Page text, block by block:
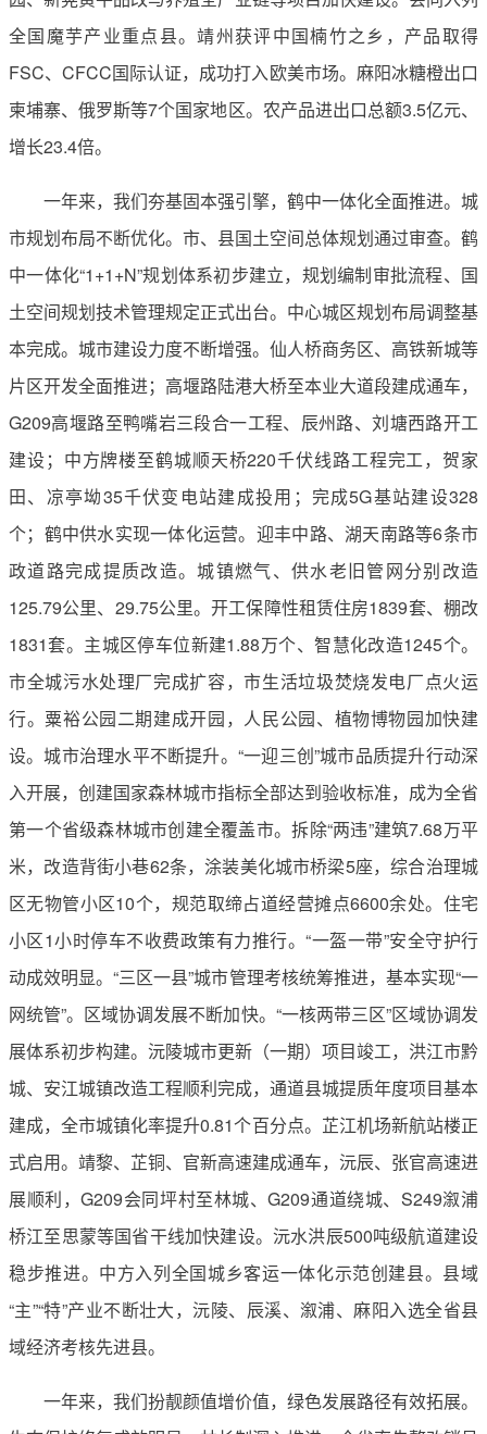
全国魔芋产业重点县。靖州获评中国楠竹之乡，产品取得
FSC、CFCC国际认证，成功打入欧美市场。麻阳冰糖橙出口
柬埔寨、俄罗斯等7个国家地区。农产品进出口总额3.5亿元、
增长23.4倍。
一年来，我们夯基固本强引擎，鹤中一体化全面推进。城
市规划布局不断优化。市、县国土空间总体规划通过审查。鹤
中一体化“1+1+N”规划体系初步建立，规划编制审批流程、国
土空间规划技术管理规定正式出台。中心城区规划布局调整基
本完成。城市建设力度不断增强。仙人桥商务区、高铁新城等
片区开发全面推进；高堰路陆港大桥至本业大道段建成通车，
G209高堰路至鸭嘴岩三段合一工程、辰州路、刘塘西路开工
建设；中方牌楼至鹤城顺天桥220千伏线路工程完工，贺家
田、凉亭坳35千伏变电站建成投用；完成5G基站建设328
个；鹤中供水实现一体化运营。迎丰中路、湖天南路等6条市
政道路完成提质改造。城镇燃气、供水老旧管网分别改造
125.79公里、29.75公里。开工保障性租赁住房1839套、棚改
1831套。主城区停车位新建1.88万个、智慧化改造1245个。
市全城污水处理厂完成扩容，市生活垃圾焚烧发电厂点火运
行。粟裕公园二期建成开园，人民公园、植物博物园加快建
设。城市治理水平不断提升。“一迎三创”城市品质提升行动深
入开展，创建国家森林城市指标全部达到验收标准，成为全省
第一个省级森林城市创建全覆盖市。拆除“两违”建筑7.68万平
米，改造背街小巷62条，涂装美化城市桥梁5座，综合治理城
区无物管小区10个，规范取缔占道经营摊点6600余处。住宅
小区1小时停车不收费政策有力推行。“一盔一带”安全守护行
动成效明显。“三区一县”城市管理考核统筹推进，基本实现“一
网统管”。区域协调发展不断加快。“一核两带三区”区域协调发
展体系初步构建。沅陵城市更新（一期）项目竣工，洪江市黔
城、安江城镇改造工程顺利完成，通道县城提质年度项目基本
建成，全市城镇化率提升0.81个百分点。芷江机场新航站楼正
式启用。靖黎、芷铜、官新高速建成通车，沅辰、张官高速进
展顺利，G209会同坪村至林城、G209通道绕城、S249溆浦
桥江至思蒙等国省干线加快建设。沅水洪辰500吨级航道建设
稳步推进。中方入列全国城乡客运一体化示范创建县。县域
“主”“特”产业不断壮大，沅陵、辰溪、溆浦、麻阳入选全省县
域经济考核先进县。
一年来，我们扮靓颜值增价值，绿色发展路径有效拓展。